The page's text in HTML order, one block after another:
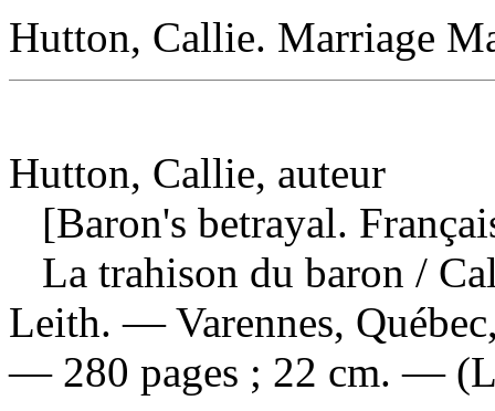
Hutton, Callie. Marriage
Hutton, Callie, auteur
[Baron's betrayal.
La trahison du baron /
Leith. — Varennes,
— 280 pages ; 22 cm. —